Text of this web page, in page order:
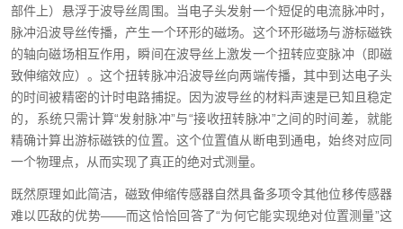
部件上）悬浮于波导丝周围。当电子头发射一个短促的电流脉冲时，
脉冲沿波导丝传播，产生一个环形的磁场。这个环形磁场与游标磁铁
的轴向磁场相互作用，瞬间在波导丝上激发一个扭转应变脉冲（即磁
致伸缩效应）。这个扭转脉冲沿波导丝向两端传播，其中到达电子头
的时间被精密的计时电路捕捉。因为波导丝的材料声速是已知且稳定
的，系统只需计算“发射脉冲”与“接收扭转脉冲”之间的时间差，就能
精确计算出游标磁铁的位置。这个位置值从断电到通电，始终对应同
一个物理点，从而实现了真正的绝对式测量。
既然原理如此简洁，磁致伸缩传感器自然具备多项令其他位移传感器
难以匹敌的优势——而这恰恰回答了“为何它能实现绝对位置测量”这